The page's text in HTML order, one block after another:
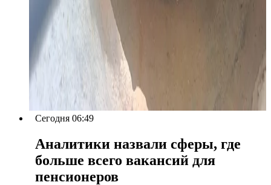
Сегодня 06:49
Аналитики назвали сферы, где
больше всего вакансий для
пенсионеров